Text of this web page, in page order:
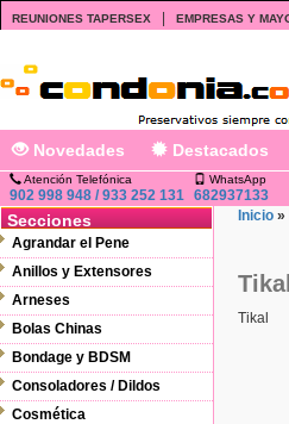
REUNIONES TAPERSEX EMPRESAS Y
Novedades Destacados
Atención Telefónica
902 998 948 / 933 252 131
WhatsApp
682937133
Secciones
Agrandar el Pene
Anillos y Extensores
Arneses
Bolas Chinas
Bondage y BDSM
Consoladores / Dildos
Cosmética
Inicio »
Tikal
Tikal